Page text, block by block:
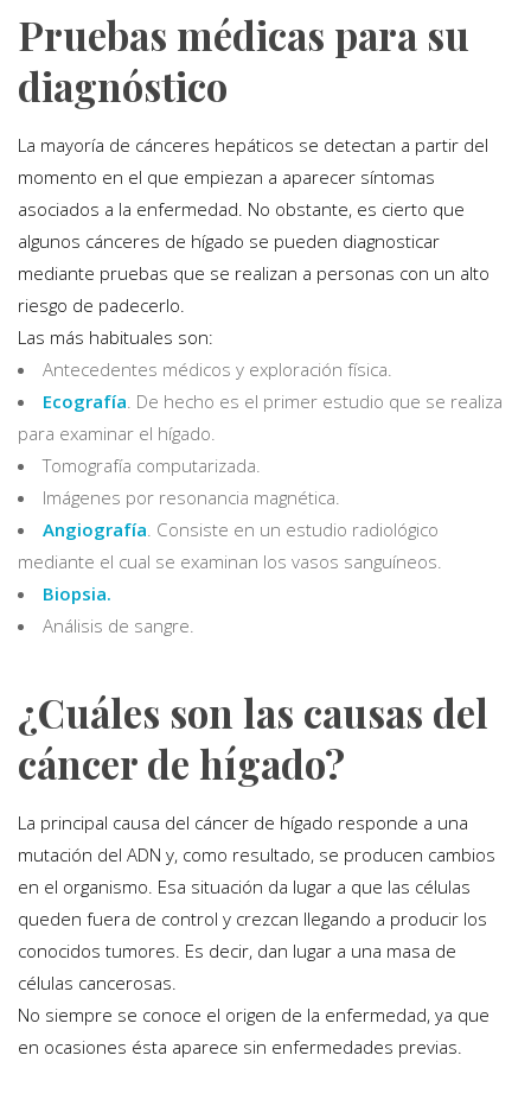
Pruebas médicas para su
diagnóstico
La mayoría de cánceres hepáticos se detectan a partir del
momento en el que empiezan a aparecer síntomas
asociados a la enfermedad. No obstante, es cierto que
algunos cánceres de hígado se pueden diagnosticar
mediante pruebas que se realizan a personas con un alto
riesgo de padecerlo.
Las más habituales son:
Antecedentes médicos y exploración física.
Ecografía. De hecho es el primer estudio que se realiza
para examinar el hígado.
Tomografía computarizada.
Imágenes por resonancia magnética.
Angiografía. Consiste en un estudio radiológico
mediante el cual se examinan los vasos sanguíneos.
Biopsia.
Análisis de sangre.
¿Cuáles son las causas del
cáncer de hígado?
La principal causa del cáncer de hígado responde a una
mutación del ADN y, como resultado, se producen cambios
en el organismo. Esa situación da lugar a que las células
queden fuera de control y crezcan llegando a producir los
conocidos tumores. Es decir, dan lugar a una masa de
células cancerosas.
No siempre se conoce el origen de la enfermedad, ya que
en ocasiones ésta aparece sin enfermedades previas.